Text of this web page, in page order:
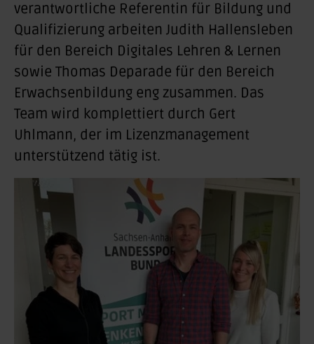
verantwortliche Referentin für Bildung und
Qualifizierung arbeiten Judith Hallensleben
für den Bereich Digitales Lehren & Lernen
sowie Thomas Deparade für den Bereich
Erwachsenbildung eng zusammen. Das
Team wird komplettiert durch Gert
Uhlmann, der im Lizenzmanagement
unterstützend tätig ist.